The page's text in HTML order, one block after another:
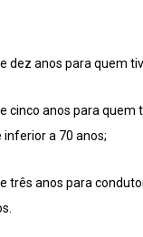
dez anos para quem
cinco anos para quem
inferior a 70 anos;
três anos para